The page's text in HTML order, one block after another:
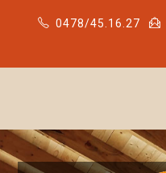
0478/45.16.27